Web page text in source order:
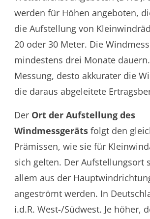
werden für Höhen angeboten,
die Aufstellung von
20 oder 30 Meter. Die
mindestens drei Monate
Messung, desto akkurater die
die daraus abgeleitete
Der Ort der Aufstellung des
Windmessgeräts folgt den
Prämissen, wie sie für
sich gelten. Der Aufstellungsort
allem aus der
angeströmt werden. In
i.d.R. West-/Südwest. Je höher,